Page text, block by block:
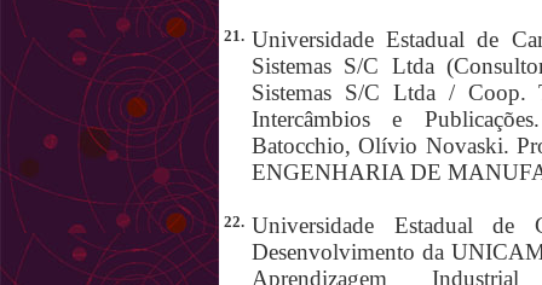
21. Universidade Estadual de
Sistemas S/C Ltda
Sistemas S/C Ltda / Coop.
Intercâmbios e
Batocchio, Olívio Novaski.
ENGENHARIA DE
22. Universidade Estadual de
Desenvolvimento da
Aprendizagem